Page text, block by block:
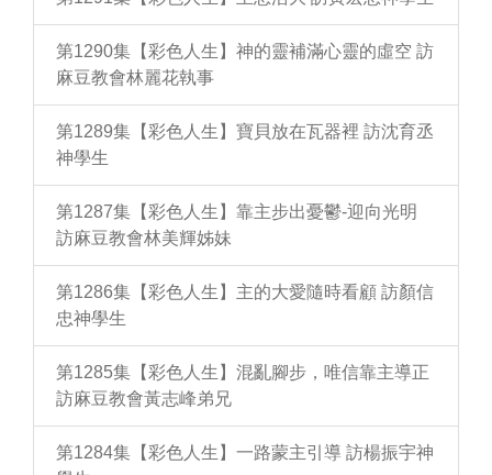
第1290集【彩色人生】神的靈補滿心靈的虛空 訪
麻豆教會林麗花執事
第1289集【彩色人生】寶貝放在瓦器裡 訪沈育丞
神學生
第1287集【彩色人生】靠主步出憂鬱-迎向光明
訪麻豆教會林美輝姊妹
第1286集【彩色人生】主的大愛隨時看顧 訪顏信
忠神學生
第1285集【彩色人生】混亂腳步，唯信靠主導正
訪麻豆教會黃志峰弟兄
第1284集【彩色人生】一路蒙主引導 訪楊振宇神